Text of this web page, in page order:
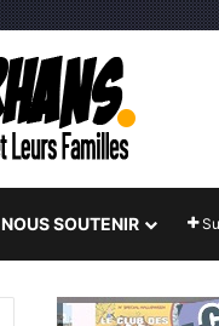
NOUS SOUTENIR